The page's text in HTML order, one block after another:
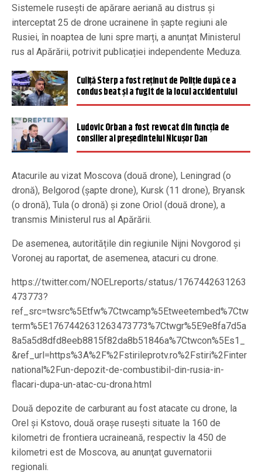
Sistemele rusești de apărare aeriană au distrus și
interceptat 25 de drone ucrainene în șapte regiuni ale
Rusiei, în noaptea de luni spre marți, a anunțat Ministerul
rus al Apărării, potrivit publicației independente Meduza.
Culiţă Sterp a fost reţinut de Poliţie după ce a
condus beat şi a fugit de la locul accidentului
Ludovic Orban a fost revocat din funcția de
consilier al președintelui Nicușor Dan
Atacurile au vizat Moscova (două drone), Leningrad (o
dronă), Belgorod (șapte drone), Kursk (11 drone), Bryansk
(o dronă), Tula (o dronă) și zone Oriol (două drone), a
transmis Ministerul rus al Apărării.
De asemenea, autoritățile din regiunile Nijni Novgorod și
Voronej au raportat, de asemenea, atacuri cu drone.
https://twitter.com/NOELreports/status/1767442631263
473773?
ref_src=twsrc%5Etfw%7Ctwcamp%5Etweetembed%7Ctw
term%5E1767442631263473773%7Ctwgr%5E9e8fa7d5a
8a5a5d8dfd8eeb8815f82da8b51846a%7Ctwcon%5Es1_
&ref_url=https%3A%2F%2Fstirileprotv.ro%2Fstiri%2Finter
national%2Fun-depozit-de-combustibil-din-rusia-in-
flacari-dupa-un-atac-cu-drona.html
Două depozite de carburant au fost atacate cu drone, la
Orel şi Kstovo, două oraşe ruseşti situate la 160 de
kilometri de frontiera ucraineană, respectiv la 450 de
kilometri est de Moscova, au anunţat guvernatorii
regionali.